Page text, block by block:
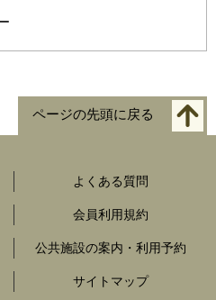
ページの先頭に戻る
よくある質問
会員利用規約
公共施設の案内・利用予約
サイトマップ